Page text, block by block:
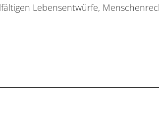
Lebensentwürfe,